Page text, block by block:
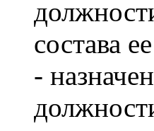
состава
-